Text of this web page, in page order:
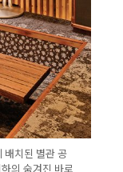
치된 별관 공
의 숨겨진 바로